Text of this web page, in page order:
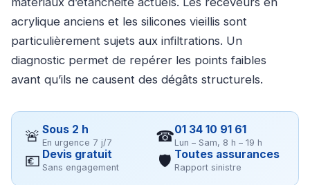
acrylique anciens et les silicones vieillis sont
particulièrement sujets aux infiltrations. Un
diagnostic permet de repérer les points faibles
avant qu’ils ne causent des dégâts structurels.
🚨 Sous 2 h
En urgence 7 j/7 ☎01 34 10 91 61
Lun – Sam, 8 h – 19 h
💶 Devis gratuit
Sans engagement 🛡 Toutes assurances
Rapport sinistre